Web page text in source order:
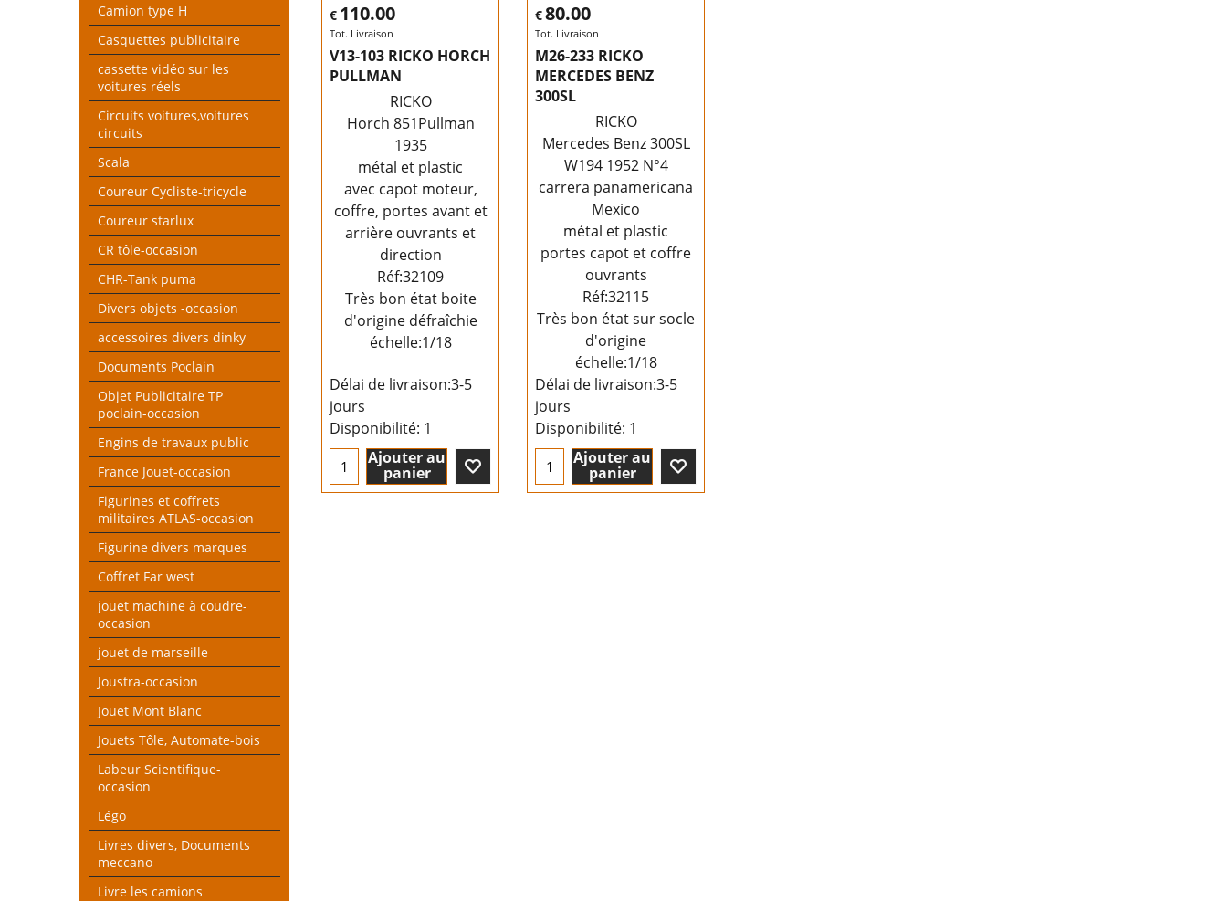
Camion type H
Casquettes publicitaire
cassette vidéo sur les
voitures réels
Circuits voitures,voitures
circuits
Scala
Coureur Cycliste-tricycle
Coureur starlux
CR tôle-occasion
CHR-Tank puma
Divers objets -occasion
accessoires divers dinky
Documents Poclain
Objet Publicitaire TP
poclain-occasion
Engins de travaux public
France Jouet-occasion
Figurines et coffrets
militaires ATLAS-occasion
Figurine divers marques
Coffret Far west
jouet machine à coudre-
occasion
jouet de marseille
Joustra-occasion
Jouet Mont Blanc
Jouets Tôle, Automate-bois
Labeur Scientifique-
occasion
Légo
Livres divers, Documents
meccano
Livre les camions
€ 110.00
Tot. Livraison
V13-103 RICKO HORCH
PULLMAN
RICKO
Horch 851Pullman
1935
métal et plastic
avec capot moteur,
coffre, portes avant et
arrière ouvrants et
direction
Réf:32109
Très bon état boite
d'origine défraîchie
échelle:1/18
Délai de livraison:3-5
jours
Disponibilité: 1
Ajouter au
panier
€80.00
Tot. Livraison
M26-233 RICKO
MERCEDES BENZ
300SL
RICKO
Mercedes Benz 300SL
W194 1952 N°4
carrera panamericana
Mexico
métal et plastic
portes capot et coffre
ouvrants
Réf:32115
Très bon état sur socle
d'origine
échelle:1/18
Délai de livraison:3-5
jours
Disponibilité: 1
Ajouter au
panier